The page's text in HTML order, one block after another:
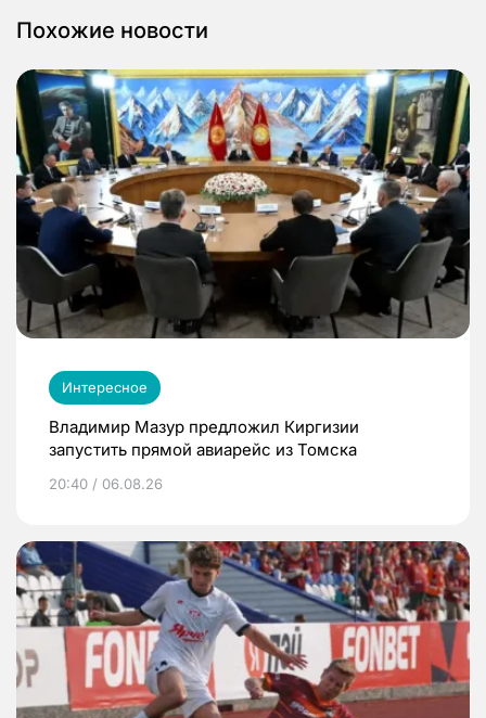
Похожие новости
Интересное
Владимир Мазур предложил Киргизии
запустить прямой авиарейс из Томска
20:40 / 06.08.26